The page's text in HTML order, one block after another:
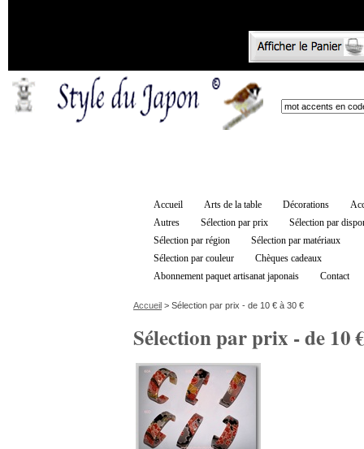
Accueil Arts de la table Décorations
Autres
Sélection par prix
Sélection par
Sélection par région
Sélection par matériaux
Sélection par couleur
Chèques cadeaux
Abonnement paquet artisanat japonais
Contact
Accueil > Sélection par prix - de 10 € à 30 €
Sélection par prix - de 10